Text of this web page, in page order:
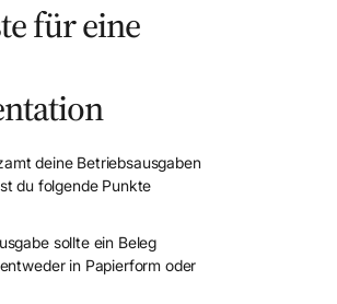
für eine
deine Betriebsausgaben
du folgende Punkte
sollte ein Beleg
in Papierform oder